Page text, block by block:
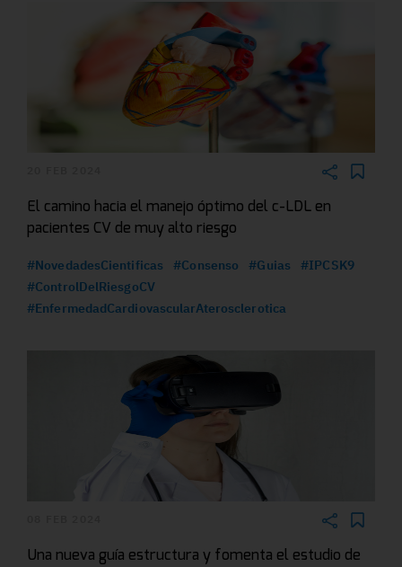
El camino hacia el manejo óptimo del c-LDL en
pacientes CV de muy alto riesgo
#NovedadesCientificas #Consenso #Guias
#IPCSK9
#ControlDelRiesgoCV
#EnfermedadCardiovascularAterosclerotica
Una nueva guía estructura y fomenta el estudio de